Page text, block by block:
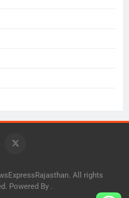
All rights
Powered By .